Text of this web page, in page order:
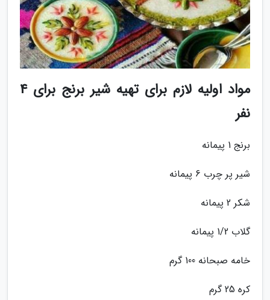
مواد اولیه لازم برای تهیه شیر برنج برای 4
نفر
برنج 1 پیمانه
شیر پر چرب 6 پیمانه
شکر 2 پیمانه
گلاب 1/2 پیمانه
خامه صبحانه 100 گرم
کره 25 گرم